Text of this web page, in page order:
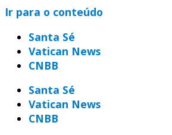
Ir para o conteúdo
Santa Sé
Vatican News
CNBB
Santa Sé
Vatican News
CNBB